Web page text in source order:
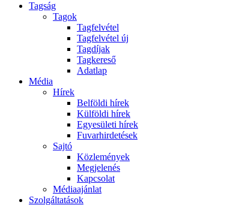
Tagság
Tagok
Tagfelvétel
Tagfelvétel új
Tagdíjak
Tagkereső
Adatlap
Média
Hírek
Belföldi hírek
Külföldi hírek
Egyesületi hírek
Fuvarhirdetések
Sajtó
Közlemények
Megjelenés
Kapcsolat
Médiaajánlat
Szolgáltatások